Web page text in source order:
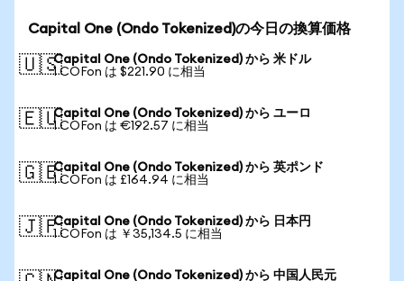
Capital One (Ondo Tokenized)の今日の換算価格
🇺🇸Capital One (Ondo Tokenized) から 米ドル
1 COFon は $221.90 に相当
🇪🇺Capital One (Ondo Tokenized) から ユーロ
1 COFon は €192.57 に相当
🇬🇧Capital One (Ondo Tokenized) から 英ポンド
1 COFon は £164.94 に相当
🇯🇵Capital One (Ondo Tokenized) から 日本円
1 COFon は ￥35,134.5 に相当
Capital One (Ondo Tokenized) から 中国人民元